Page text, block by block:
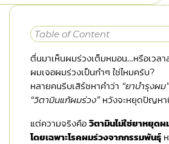
Table of Content
ตื่นมาเห็นผมร่วงเต็มหมอน…หรือเวลา
ผมเจอผมร่วงเป็นกำๆ ใช่ไหมครับ?
หลายคนรีบเสิร์ชหาคำว่า “ยาบำรุงผม
“วิตามินแก้ผมร่วง”หวังจะหยุดปัญหา
แต่ความจริงคือวิตามินไม่ใช่ยาหยุดผ
โดยเฉพาะโรคผมร่วงจากกรรมพันธุ์